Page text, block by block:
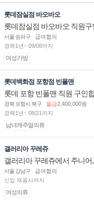
롯데잠실점 바오바오
롯데잠실점 바오바오 직원구
서울 송파구
급여협의
경력1년↑ 09/08까지
여성가방
롯데백화점 포항점 빈폴맨
롯데 포항 빈폴맨 직원 구인
경북 포항시 북구 월급2,400,000원
경력1년↑ 08/21까지
남녀캐주얼의류
갤러리아 꾸레쥬
갤러리아 꾸레쥬에서 주니
서울 강남구
급여협의
신입 채용시까지
여성의류